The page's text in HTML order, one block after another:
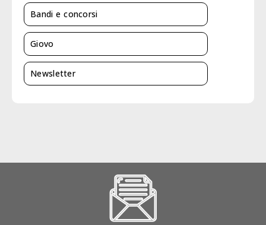
Bandi e concorsi
Giovo
Newsletter